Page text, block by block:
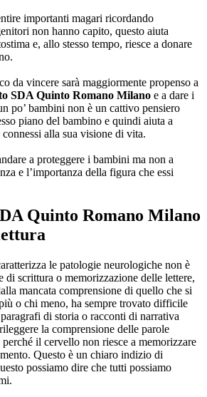
importanti magari ricordando
non hanno capito, questo aiuta
e, allo stesso tempo, riesce a donare
da vincere sarà maggiormente propenso a
SDA Quinto Romano Milano e a dare i
po’ bambini non è un cattivo pensiero
piano del bambino e quindi aiuta a
alla sua visione di vita.
a proteggere i bambini ma non a
e l’importanza della figura che essi
Quinto Romano Milano
le patologie neurologiche non è
di scrittura o memorizzazione delle lettere,
mancata comprensione di quello che si
o chi meno, ha sempre trovato difficile
di storia o racconti di narrativa
la comprensione delle parole
il cervello non riesce a memorizzare
Questo è un chiaro indizio di
possiamo dire che tutti possiamo